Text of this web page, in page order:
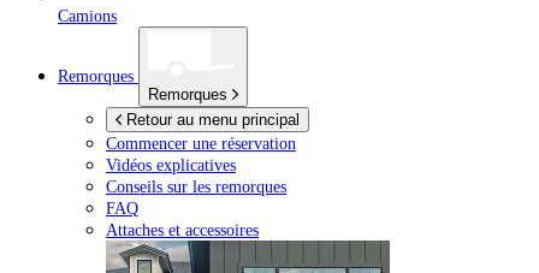
Camions
Remorques
Remorques
Retour au menu principal
Commencer une réservation
Vidéos explicatives
Conseils sur les remorques
FAQ
Attaches et accessoires